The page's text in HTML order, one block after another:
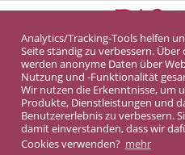
Analytics/Tracking-Tools helfen
Seite ständig zu verbessern. Über
werden anonyme Daten über
Nutzung und -Funktionalität
Wir nutzen die Erkenntnisse, um
Produkte, Dienstleistungen und
Benutzererlebnis zu verbessern.
damit einverstanden, dass wir
Cookies verwenden? mehr
DASINVEST Service